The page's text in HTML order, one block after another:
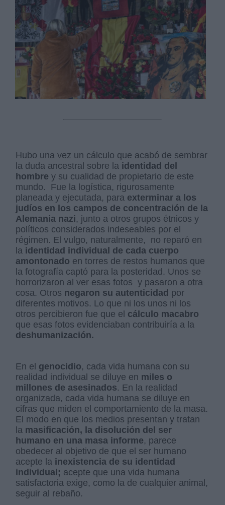
Hubo una vez un cálculo que acabó de sembrar
la duda ancestral sobre la identidad del
hombre y su cualidad de propietario de este
mundo. Fue la logística, rigurosamente
planeada y ejecutada, para exterminar a los
judíos en los campos de concentración de la
Alemania nazi, junto a otros grupos étnicos y
políticos considerados indeseables por el
régimen. El vulgo, naturalmente, no reparó en
la identidad individual de cada cuerpo
amontonado en torres de restos humanos que
la fotografía captó para la posteridad. Unos se
horrorizaron al ver esas fotos y pasaron a otra
cosa. Otros negaron su autenticidad por
diferentes motivos. Lo que ni los unos ni los
otros percibieron fue que el cálculo macabro
que esas fotos evidenciaban contribuiría a la
deshumanización.
En el genocidio, cada vida humana con su
realidad individual se diluye en miles o
millones de asesinados. En la realidad
organizada, cada vida humana se diluye en
cifras que miden el comportamiento de la masa.
El modo en que los medios presentan y tratan
la masificación, la disolución del ser
humano en una masa informe, parece
obedecer al objetivo de que el ser humano
acepte la inexistencia de su identidad
individual; acepte que una vida humana
satisfactoria exige, como la de cualquier animal,
seguir al rebaño.